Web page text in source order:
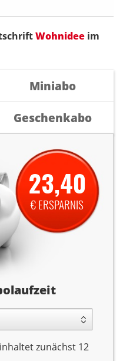
Wohnidee im
Miniabo
Geschenkabo
zunächst 12
23,40
€ ERSPARNIS